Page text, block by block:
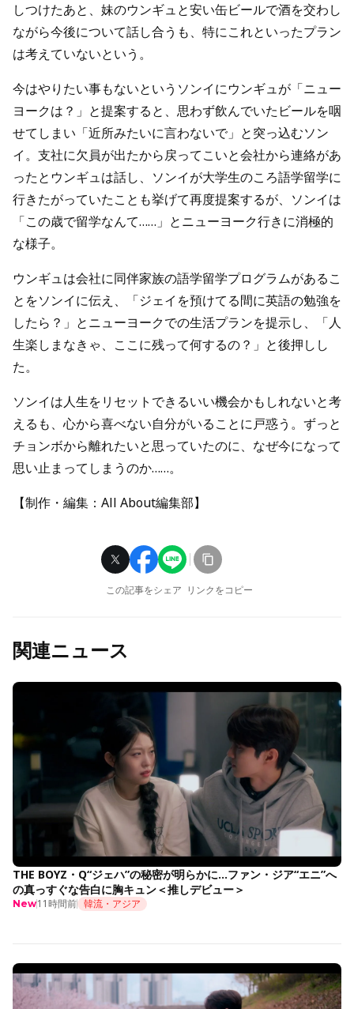
しつけたあと、妹のウンギュと安い缶ビールで酒を交わし
ながら今後について話し合うも、特にこれといったプラン
は考えていないという。
今はやりたい事もないというソンイにウンギュが「ニュー
ヨークは？」と提案すると、思わず飲んでいたビールを咽
せてしまい「近所みたいに言わないで」と突っ込むソン
イ。支社に欠員が出たから戻ってこいと会社から連絡があ
ったとウンギュは話し、ソンイが大学生のころ語学留学に
行きたがっていたことも挙げて再度提案するが、ソンイは
「この歳で留学なんて……」とニューヨーク行きに消極的
な様子。
ウンギュは会社に同伴家族の語学留学プログラムがあるこ
とをソンイに伝え、「ジェイを預けてる間に英語の勉強を
したら？」とニューヨークでの生活プランを提示し、「人
生楽しまなきゃ、ここに残って何するの？」と後押しし
た。
ソンイは人生をリセットできるいい機会かもしれないと考
えるも、心から喜べない自分がいることに戸惑う。ずっと
チョンボから離れたいと思っていたのに、なぜ今になって
思い止まってしまうのか……。
【制作・編集：All About編集部】
この記事をシェア リンクをコピー
関連ニュース
THE BOYZ・Q“ジェハ”の秘密が明らかに…ファン・ジア“エニ”へ
の真っすぐな告白に胸キュン＜推しデビュー＞
New11時間前 韓流・アジア